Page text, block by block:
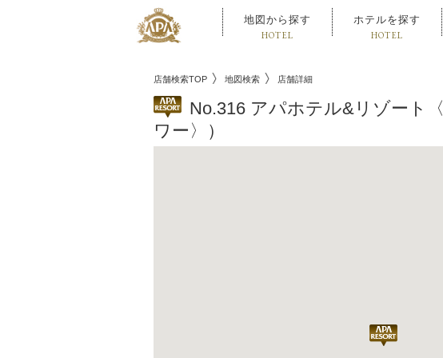
地図から探す
HOTEL
ホテルを探す
HOTEL
店舗検索TOP 地図検索 店舗詳細
No.316 アパホテル&リゾート
ワー〉）